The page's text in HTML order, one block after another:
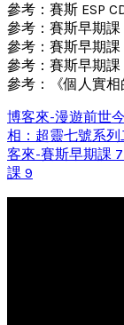
參考：賽斯 ESP
參考：賽斯早期
參考：賽斯早期
參考：賽斯早期
參考：《個人實相
博客來-漫遊前世
相：超靈七號系列
客來-賽斯早期課 7
課 9